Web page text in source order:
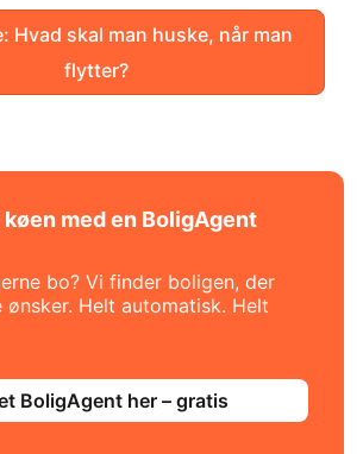
Hvad skal man huske, når man
flytter?
køen med en BoligAgent
bo? Vi finder boligen, der
ønsker. Helt automatisk. Helt
BoligAgent her – gratis